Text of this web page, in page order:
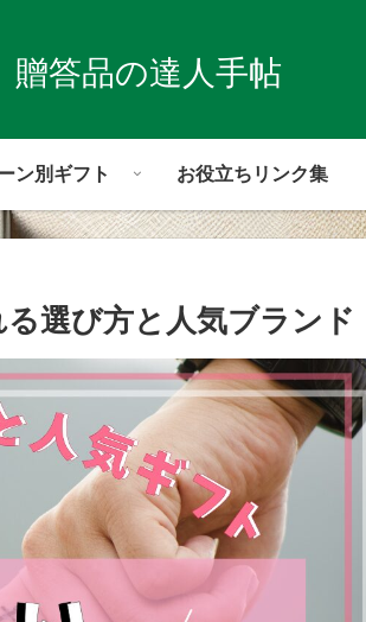
贈答品の達人手帖
ン別ギフト お役立ちリンク集
選び方と人気ブランド